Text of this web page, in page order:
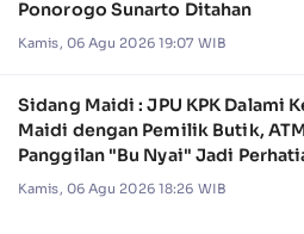
Ponorogo Sunarto Ditahan
Kamis, 06 Agu 2026 19:07 WIB
Sidang Maidi : JPU KPK Dalami
Maidi dengan Pemilik Butik,
Panggilan "Bu Nyai" Jadi
Kamis, 06 Agu 2026 18:26 WIB